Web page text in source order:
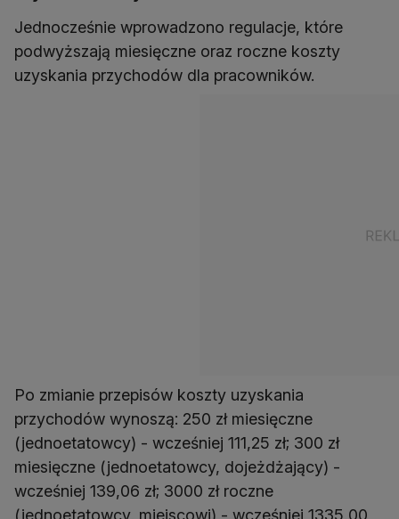
Jednocześnie wprowadzono regulacje, które
podwyższają miesięczne oraz roczne koszty
uzyskania przychodów dla pracowników.
Po zmianie przepisów koszty uzyskania
przychodów wynoszą: 250 zł miesięczne
(jednoetatowcy) - wcześniej 111,25 zł; 300 zł
miesięczne (jednoetatowcy, dojeżdżający) -
wcześniej 139,06 zł; 3000 zł roczne
(jednoetatowcy, miejscowi) - wcześniej 1335,00